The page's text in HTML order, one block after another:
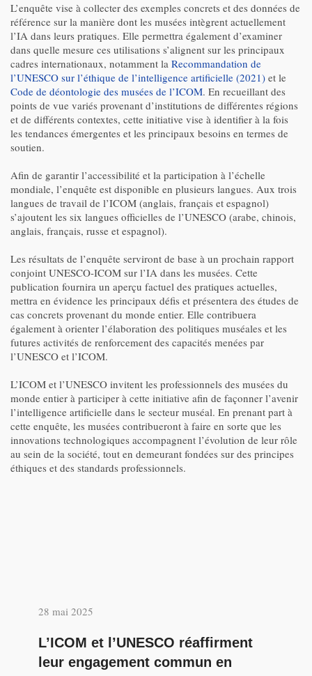
L’enquête vise à collecter des exemples concrets et des données de
référence sur la manière dont les musées intègrent actuellement
l’IA dans leurs pratiques. Elle permettra également d’examiner
dans quelle mesure ces utilisations s’alignent sur les principaux
cadres internationaux, notamment la Recommandation de
l’UNESCO sur l’éthique de l’intelligence artificielle (2021) et le
Code de déontologie des musées de l’ICOM. En recueillant des
points de vue variés provenant d’institutions de différentes régions
et de différents contextes, cette initiative vise à identifier à la fois
les tendances émergentes et les principaux besoins en termes de
soutien.
Afin de garantir l’accessibilité et la participation à l’échelle
mondiale, l’enquête est disponible en plusieurs langues. Aux trois
langues de travail de l’ICOM (anglais, français et espagnol)
s’ajoutent les six langues officielles de l’UNESCO (arabe, chinois,
anglais, français, russe et espagnol).
Les résultats de l’enquête serviront de base à un prochain rapport
conjoint UNESCO-ICOM sur l’IA dans les musées. Cette
publication fournira un aperçu factuel des pratiques actuelles,
mettra en évidence les principaux défis et présentera des études de
cas concrets provenant du monde entier. Elle contribuera
également à orienter l’élaboration des politiques muséales et les
futures activités de renforcement des capacités menées par
l’UNESCO et l’ICOM.
L’ICOM et l’UNESCO invitent les professionnels des musées du
monde entier à participer à cette initiative afin de façonner l’avenir
l’intelligence artificielle dans le secteur muséal. En prenant part à
cette enquête, les musées contribueront à faire en sorte que les
innovations technologiques accompagnent l’évolution de leur rôle
au sein de la société, tout en demeurant fondées sur des principes
éthiques et des standards professionnels.
28 mai 2025
L’ICOM et l’UNESCO réaffirment
leur engagement commun en